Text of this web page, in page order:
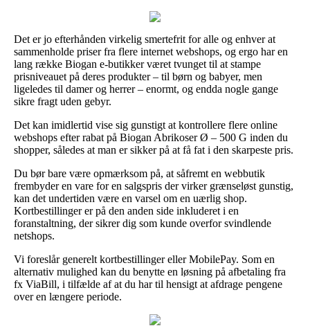
Det er jo efterhånden virkelig smertefrit for alle og enhver at
sammenholde priser fra flere internet webshops, og ergo har en
lang række Biogan e-butikker været tvunget til at stampe
prisniveauet på deres produkter – til børn og babyer, men
ligeledes til damer og herrer – enormt, og endda nogle gange
sikre fragt uden gebyr.
Det kan imidlertid vise sig gunstigt at kontrollere flere online
webshops efter rabat på Biogan Abrikoser Ø – 500 G inden du
shopper, således at man er sikker på at få fat i den skarpeste pris.
Du bør bare være opmærksom på, at såfremt en webbutik
frembyder en vare for en salgspris der virker grænseløst gunstig,
kan det undertiden være en varsel om en uærlig shop.
Kortbestillinger er på den anden side inkluderet i en
foranstaltning, der sikrer dig som kunde overfor svindlende
netshops.
Vi foreslår generelt kortbestillinger eller MobilePay. Som en
alternativ mulighed kan du benytte en løsning på afbetaling fra
fx ViaBill, i tilfælde af at du har til hensigt at afdrage pengene
over en længere periode.